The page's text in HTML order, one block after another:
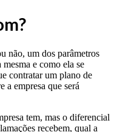
não, um dos parâmetros
e como ela se
contratar um plano de
a empresa que será
tem, mas o diferencial
recebem, qual a